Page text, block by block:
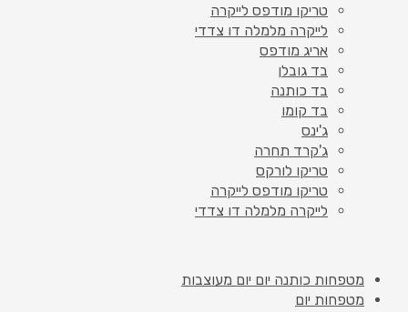
טריקו מודפס לייקרה
לייקרה מלמלה דו צדדי
אריג מודפס
בד גובלן
בד כותנה
בד קומו
ג'ינס
ג'קרד תחרה
טריקו לורקס
טריקו מודפס לייקרה
לייקרה מלמלה דו צדדי
מטפחות כותנה יום יום מעוצבות
מטפחות יום